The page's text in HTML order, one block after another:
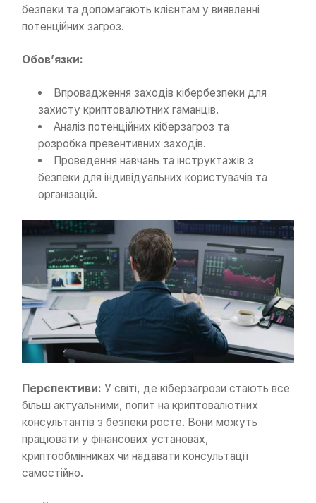
безпеки та допомагають клієнтам у виявленні
потенційних загроз.
Обов’язки:
Впровадження заходів кібербезпеки для
захисту криптовалютних гаманців.
Аналіз потенційних кіберзагроз та
розробка превентивних заходів.
Проведення навчань та інструктажів з
безпеки для індивідуальних користувачів та
організацій.
Перспективи: У світі, де кіберзагрози стають все
більш актуальними, попит на криптовалютних
консультантів з безпеки росте. Вони можуть
працювати у фінансових установах,
криптообмінниках чи надавати консультації
самостійно.